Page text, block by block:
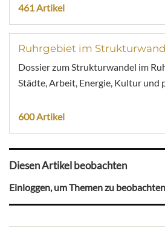
461 Artikel
Ruhrgebiet im
Dossier zum Strukturwandel im
Städte, Arbeit, Energie, Kultur und
600 Artikel
Diesen Artikel beobachten
Einloggen, um Themen zu